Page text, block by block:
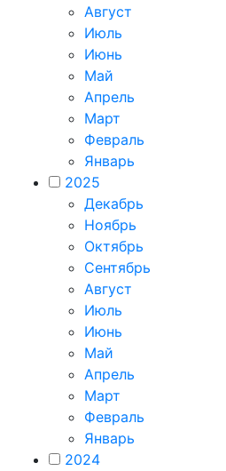
Август
Июль
Июнь
Май
Апрель
Март
Февраль
Январь
2025
Декабрь
Ноябрь
Октябрь
Сентябрь
Август
Июль
Июнь
Май
Апрель
Март
Февраль
Январь
2024